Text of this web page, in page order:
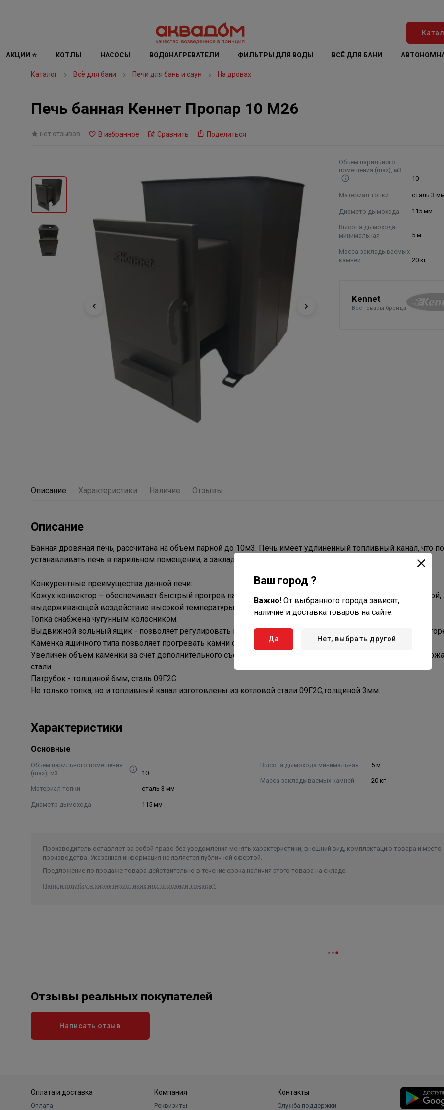
АКЦИИ ⭐ КОТЛЫ НАСОСЫ ВОДОНАГРЕВАТЕЛИ ФИЛЬТРЫ ДЛЯ ВОДЫ ВСЁ ДЛЯ БАНИ
Каталог Всё для бани Печи для бань и саун На дровах
Печь банная Кеннет Пропар 10 М26
нет отзывов В избранное Сравнить Поделиться
Объем парильного
помещения (max), м3
10
Материал топки сталь 3
Диаметр дымохода 115 мм
Высота дымохода
минимальная
5 м
Масса закладываемых
камней
20 кг
Kennet
Все товары бренда
Описание Характеристики Наличие Отзывы
Описание
Банная дровяная печь, рассчитана на объем парной до 10м3. Печь имеет удлиненный топливный канал, что
устанавливать печь в парильном помещении, а закладка дров производится из смежного помещения.
Конкурентные преимущества данной печи:
Кожух конвектор – обеспечивает быстрый прогрев парильного помещения. Окрашен термостойкой краской,
выдерживающей воздействие высокой температуры до 1000°С.
Топка снабжена чугунным колосником.
Выдвижной зольный ящик - позволяет регулировать интенсивность горения и удалять золу, не прерывая
Каменка ящичного типа позволяет прогревать камни с трех сторон быстро и эффективно.
Увеличен объем каменки за счет дополнительного съемного элемента –кожух - каменка. Выполнен из
стали.
Патрубок - толщиной 6мм, сталь 09Г2С.
Не только топка, но и топливный канал изготовлены из котловой стали 09Г2С,толщиной 3мм.
Характеристики
Основные
Объем парильного помещения
(max), м3
10
Материал топки сталь 3 мм
Диаметр дымохода 115 мм
Высота дымохода минимальная 5 м
Масса закладываемых камней 20 кг
Производитель оставляет за собой право без уведомления менять характеристики, внешний вид, комплектацию товара и место
производства. Указанная информация не является публичной офертой.
Предложение по продаже товара действительно в течение срока наличия этого товара на складе.
Нашли ошибку в характеристиках или описании товара?
Отзывы реальных покупателей
Написать отзыв
Оплата и доставка
Оплата
Компания
Реквизиты
Контакты
Служба поддержки
Ваш город ?
Важно! От выбранного города зависят,
наличие и доставка товаров на сайте.
Да Нет, выбрать другой